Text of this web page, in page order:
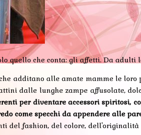
quello che conta: gli affetti. Da adulti
additano alle amate mamme le
dalle lunghe zampe affusolate,
per diventare accessori spiritosi,
come specchi da appendere alle
del fashion, del colore, dell'originalità